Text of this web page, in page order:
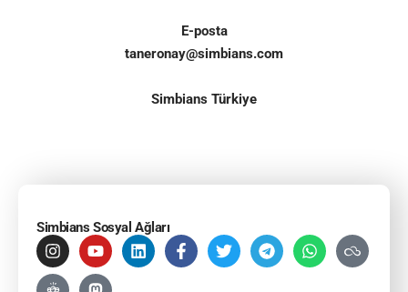
E-posta
taneronay@simbians.com
Simbians Türkiye
Simbians Sosyal Ağları